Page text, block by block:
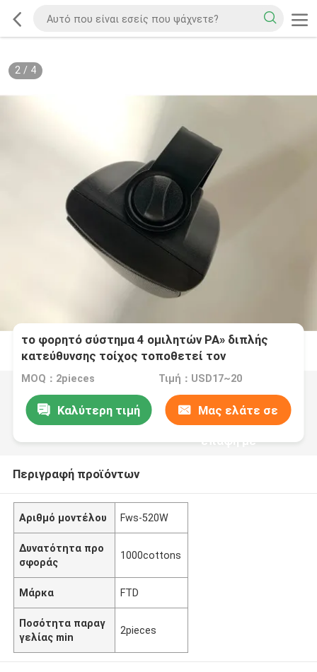
2/ 4
το φορητό σύστημα 4 ομιλητών PA» διπλής
κατεύθυνσης τοίχος τοποθετεί τον
επαγγελματία ομιλητών συστημάτων ομιλητών
MOQ：2pieces Τιμή：USD17~20
Καλύτερη τιμή Μας ελάτε σε
επαφή με
Περιγραφή προϊόντων
Αριθμό μοντέλου Fws-520W
Δυνατότητα προ
σφοράς
1000cottons
Μάρκα FTD
Ποσότητα παραγ
γελίας min
2pieces